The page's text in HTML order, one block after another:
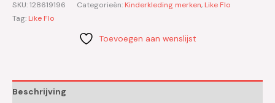
SKU:128619196 Categorieën: Kinderkleding merken, Like Flo
Tag: Like Flo
Toevoegen aan wenslijst
Beschrijving